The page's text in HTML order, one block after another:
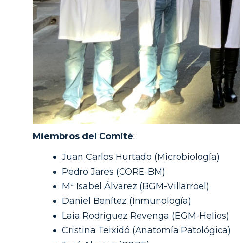
Miembros del Comité:
Juan Carlos Hurtado (Microbiología)
Pedro Jares (CORE-BM)
Mª Isabel Álvarez (BGM-Villarroel)
Daniel Benítez (Inmunología)
Laia Rodríguez Revenga (BGM-Helios)
Cristina Teixidó (Anatomía Patológica)